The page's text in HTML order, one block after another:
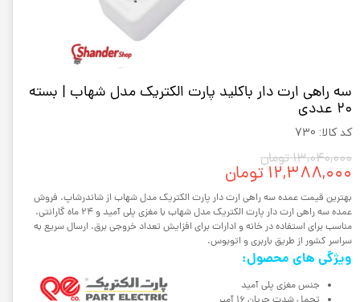
سه راهی ارت دار باکلید پارت الکتریک مدل شهاب | بسته
20 عددی
کد کالا: 730
۱۳,۰۴۰,۰۰۰ تومان
۱۲,۳۸۸,۰۰۰ تومان
بهترین قیمت عمده سه راهی ارت دار پارت الکتریک مدل شهاب از شاندرشاپ. فروش
عمده سه راهی ارت دار پارت الکتریک مدل شهاب با مغزی پلی آمید و 24 ماه گارانتی.
مناسب برای استفاده در خانه و ادارات برای افزایش تعداد خروجی برق. ارسال سریع به
سراسر کشور از طریق باربری و اتوبوس.
ویژگی های محصول:
جنس مغزی پلی آمید